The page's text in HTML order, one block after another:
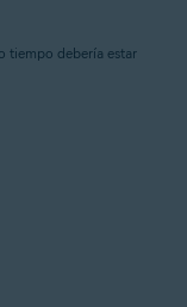
tiempo debería estar